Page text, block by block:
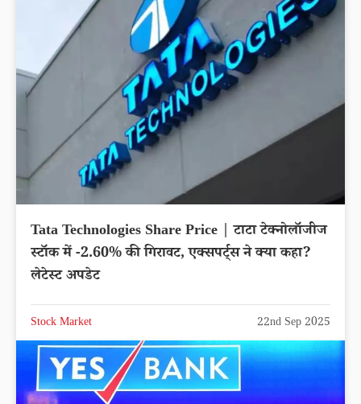
Tata Technologies Share Price | टाटा टेक्नोलॉजीज
स्टॉक में -2.60% की गिरावट, एक्सपर्ट्स ने क्या कहा?
लेटेस्ट अपडेट
Stock Market 22nd Sep 2025